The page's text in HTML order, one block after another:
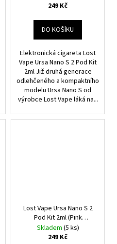
249 Kč
DO KOŠÍKU
Elektronická cigareta Lost
Vape Ursa Nano S 2 Pod Kit
2ml Již druhá generace
odlehčeného a kompaktního
modelu Ursa Nano S od
výrobce Lost Vape láká na...
Lost Vape Ursa Nano S 2
Pod Kit 2ml (Pink
Dauphine)
Skladem (5 ks)
249 Kč